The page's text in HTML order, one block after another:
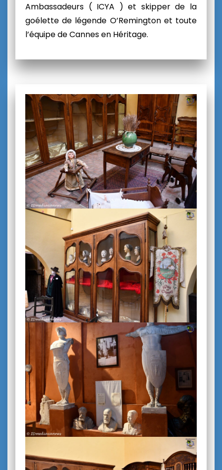
Ambassadeurs ( ICYA ) et skipper de la
goélette de légende O’Remington et toute
l’équipe de Cannes en Héritage.